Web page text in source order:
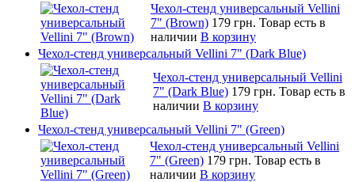
Чехол-стенд универсальный Vellini
7" (Brown) 179 грн. Товар есть в
наличии В корзину
Чехол-стенд универсальный Vellini 7" (Dark Blue)
Чехол-стенд универсальный Vellini
7" (Dark Blue) 179 грн. Товар есть в
наличии В корзину
Чехол-стенд универсальный Vellini 7" (Green)
Чехол-стенд универсальный Vellini
7" (Green) 179 грн. Товар есть в
наличии В корзину